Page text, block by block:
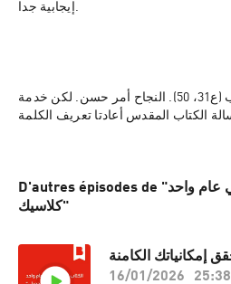
إيجابية جدا.
النجاح بركة من عند الرب (ع31، 50). النجاح أمر حسن. لكن خدمة
D'autres épisodes de "الكتاب المقدس في عام واحد
كلاسيك"
16/01/2026
25:38